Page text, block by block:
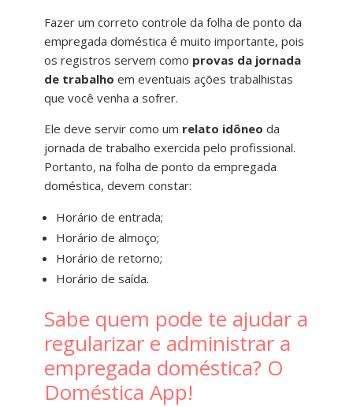
Fazer um correto controle da folha de ponto da
empregada doméstica é muito importante, pois
os registros servem como provas da jornada
de trabalho em eventuais ações trabalhistas
que você venha a sofrer.
Ele deve servir como um relato idôneo da
jornada de trabalho exercida pelo profissional.
Portanto, na folha de ponto da empregada
doméstica, devem constar:
Horário de entrada;
Horário de almoço;
Horário de retorno;
Horário de saída.
Sabe quem pode te ajudar a
regularizar e administrar a
empregada doméstica? O
Doméstica App!